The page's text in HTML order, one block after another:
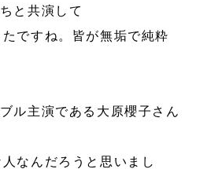
と共演して
たですね。皆が無垢で純粋
ル主演である大原櫻子さん
人なんだろうと思いまし